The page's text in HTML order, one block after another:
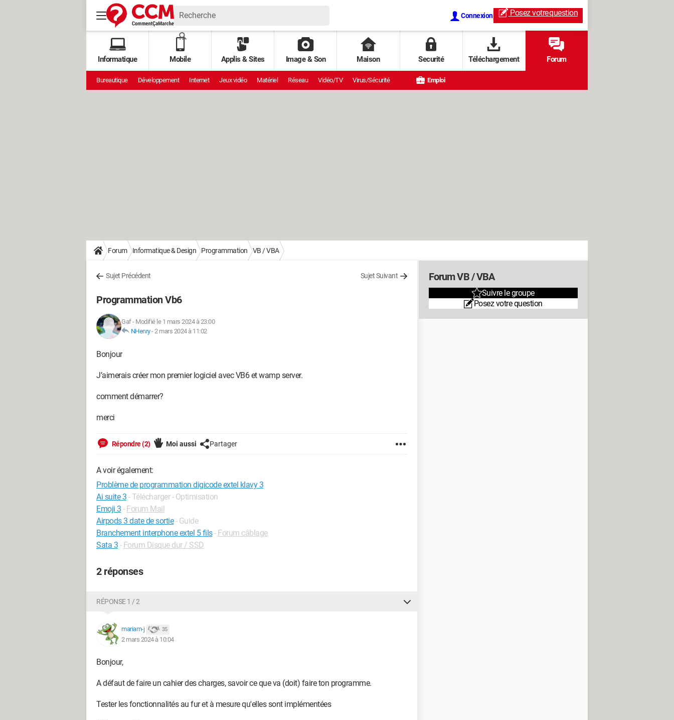
Connexion Posez votrequestion
Informatique Mobile Applis & Sites Image & Son Maison Securité Téléchargement Forum
Bureautique Développement Internet Jeux vidéo Matériel Réseau Vidéo/TV Virus/Sécurité Emploi
Forum Informatique & Design Programmation VB / VBA
Sujet Précédent Sujet Suivant
Programmation Vb6
Gaf- Modifié le 1 mars 2024 à 23:00
NHenry-2 mars 2024 à 11:02
Bonjour
J’aimerais créer mon premier logiciel avec VB6 et wamp server.
comment démarrer?
merci
Répondre (2) Moi aussi Partager
A voir également:
Problème de programmation digicode extel klavy 3
Ai suite 3 - Télécharger - Optimisation
Emoji 3 - Forum Mail
Airpods 3 date de sortie - Guide
Branchement interphone extel 5 fils- Forum câblage
Sata 3 - Forum Disque dur / SSD
2 réponses
RÉPONSE 1 / 2
mariam-j 35
2 mars 2024 à 10:04
Bonjour,
A défaut de faire un cahier des charges, savoir ce que va (doit) faire ton programme.
Tester les fonctionnalités au fur et à mesure qu'elles sont implémentées
Forum VB / VBA
Suivre le groupe
Posez votre question